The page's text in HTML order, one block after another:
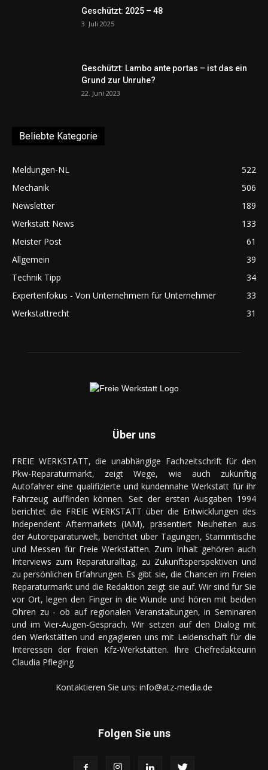
Geschützt: 2025 – 48
3. Juli 2025
Geschützt: Lambo ante portas – ist das ein
Grund zur Unruhe?
22. Juni 2023
Beliebte Kategorie
Meldungen-NL
522
Mechanik
506
Newsletter
189
Werkstatt News
133
Meister Post
61
Allgemein
39
Technik Tipp
34
Expertenfokus - Von Unternehmern für Unternehmer
33
Werkstattrecht
31
Über uns
FREIE WERKSTATT, die unabhängige Fachzeitschrift für den
Pkw-Reparaturmarkt, zeigt Wege, wie auch zukünftig
Autofahrer eine qualifizierte und kundennahe Werkstatt für ihr
Fahrzeug auffinden können. Seit der ersten Ausgaben 1994
berichtet die FREIE WERKSTATT über die Entwicklungen des
Independent Aftermarkets (IAM), präsentiert Neuheiten aus
der Autoreparaturwelt, berichtet über Tagungen, Stammtische
und Messen für Freie Werkstätten. Zum Inhalt gehören auch
Interviews zum Reparaturalltag, zu Zukunftsperspektiven und
zu persönlichen Erfahrungen. Es gibt sie, die Chancen im Freien
Reparaturmarkt und die Redaktion zeigt sie auf. Wir sind für Sie
vor Ort, legen den Finger in die Wunde und hören mit beiden
Ohren zu - ob auf regionalen Veranstaltungen, in Seminaren
und im Vier-Augen-Gespräch. Wir setzen auf den Dialog mit
den Werkstätten und engagieren uns mit Leidenschaft für die
Interessen der freien Kfz-Werkstätten. Ihre Chefredakteurin
Claudia Pfleging
Kontaktieren Sie uns: info@atz-media.de
Folgen Sie uns